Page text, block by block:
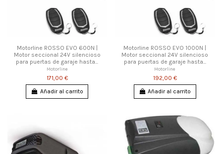
Motorline ROSSO EVO 600N |
Motor seccional 24V silencioso
para puertas de garaje hasta...
Motorline
171,00 €
Añadir al carrito
Motorline ROSSO EVO 1000N |
Motor seccional 24V silencioso
para puertas de garaje hasta...
Motorline
192,00 €
Añadir al carrito